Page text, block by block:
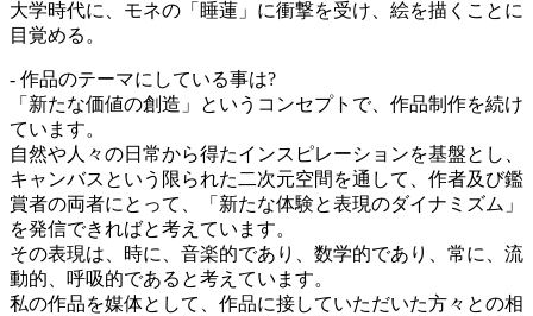
大学時代に、モネの「睡蓮」に衝撃を受け、絵を描くことに
目覚める。
- 作品のテーマにしている事は?
「新たな価値の創造」というコンセプトで、作品制作を続け
ています。
自然や人々の日常から得たインスピレーションを基盤とし、
キャンバスという限られた二次元空間を通して、作者及び鑑
賞者の両者にとって、「新たな体験と表現のダイナミズム」
を発信できればと考えています。
その表現は、時に、音楽的であり、数学的であり、常に、流
動的、呼吸的であると考えています。
私の作品を媒体として、作品に接していただいた方々との相